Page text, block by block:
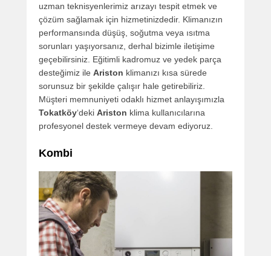
uzman teknisyenlerimiz arızayı tespit etmek ve
çözüm sağlamak için hizmetinizdedir. Klimanızın
performansında düşüş, soğutma veya ısıtma
sorunları yaşıyorsanız, derhal bizimle iletişime
geçebilirsiniz. Eğitimli kadromuz ve yedek parça
desteğimiz ile Ariston klimanızı kısa sürede
sorunsuz bir şekilde çalışır hale getirebiliriz.
Müşteri memnuniyeti odaklı hizmet anlayışımızla
Tokatköy‘deki Ariston klima kullanıcılarına
profesyonel destek vermeye devam ediyoruz.
Kombi